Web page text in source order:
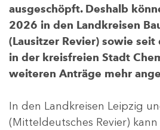
ausgeschöpft. Deshalb
2026 in den Landkreisen
(Lausitzer Revier) sowie
in der kreisfreien Stadt
weiteren Anträge mehr
In den Landkreisen Leipzig
(Mitteldeutsches Revier)